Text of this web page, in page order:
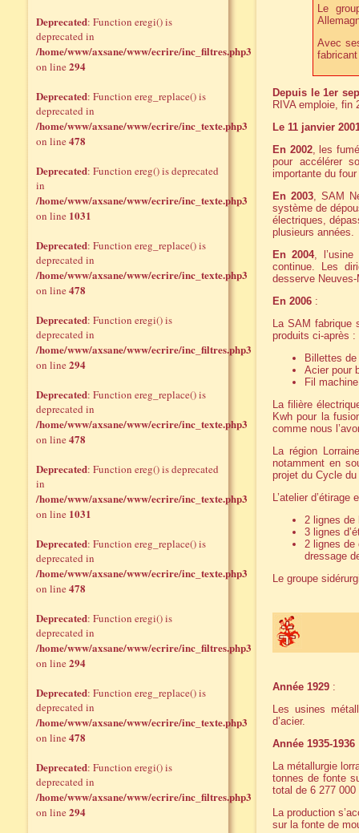
Le
Avec
Depuis le 1er
RIVA emploie, fin
Le 11 janvier
En 2002, les
pour accélérer
importante du
En 2003, SAM
système de
électriques,
plusieurs années.
En 2004,
continue. Les
desserve
En 2006 :
La SAM fabrique
produits ci-après :
Billettes
Acier pour
Fil
La filière
Kwh pour la
comme nous
La région
notamment en
projet du Cycle
L’atelier
2 lignes de
3 lignes
2 lignes de
dressage
Le groupe
Année 1929 :
Les usines
d’acier.
Année 1935-1936
La métallurgie
tonnes de fonte
total de 6 277
La production
sur la fonte de
Deprecated: Function eregi() is
deprecated in
/home/www/axsane/www/ecrire/inc_filtres.php3
on line294
Deprecated: Function ereg_replace() is
deprecated in
/home/www/axsane/www/ecrire/inc_texte.php3
on line478
Deprecated: Function ereg() is deprecated
in
/home/www/axsane/www/ecrire/inc_texte.php3
on line 1031
Deprecated: Function ereg_replace() is
deprecated in
/home/www/axsane/www/ecrire/inc_texte.php3
on line478
Deprecated: Function eregi() is
deprecated in
/home/www/axsane/www/ecrire/inc_filtres.php3
on line294
Deprecated: Function ereg_replace() is
deprecated in
/home/www/axsane/www/ecrire/inc_texte.php3
on line478
Deprecated: Function ereg() is deprecated
in
/home/www/axsane/www/ecrire/inc_texte.php3
on line 1031
Deprecated: Function ereg_replace() is
deprecated in
/home/www/axsane/www/ecrire/inc_texte.php3
on line478
Deprecated: Function eregi() is
deprecated in
/home/www/axsane/www/ecrire/inc_filtres.php3
on line294
Deprecated: Function ereg_replace() is
deprecated in
/home/www/axsane/www/ecrire/inc_texte.php3
on line478
Deprecated: Function eregi() is
deprecated in
/home/www/axsane/www/ecrire/inc_filtres.php3
on line294